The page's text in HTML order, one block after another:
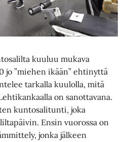
kuuluu mukava
jo ”miehen ikään” ehtinyttä
tarkalla kuulolla, mitä
on sanottavana.
kuntosalitunti, joka
Ensin vuorossa on
jonka jälkeen